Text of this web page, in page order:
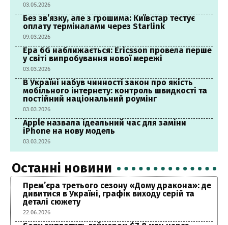
03.05.2026
Без зв’язку, але з грошима: Київстар тестує
оплату терміналами через Starlink
09.03.2026
Ера 6G наближається: Ericsson провела перше
у світі випробування нової мережі
03.03.2026
В Україні набув чинності закон про якість
мобільного інтернету: контроль швидкості та
постійний національний роумінг
03.03.2026
Apple назвала ідеальний час для заміни
iPhone на нову модель
03.03.2026
Останні новини
Прем’єра третього сезону «Дому дракона»: де
дивитися в Україні, графік виходу серій та
деталі сюжету
22.06.2026